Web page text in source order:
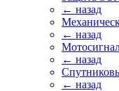
← назад
← назад
← назад
← назад